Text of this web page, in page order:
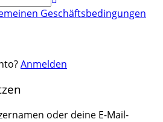
Geschäftsbedingungen
Anmelden
oder deine E-Mail-